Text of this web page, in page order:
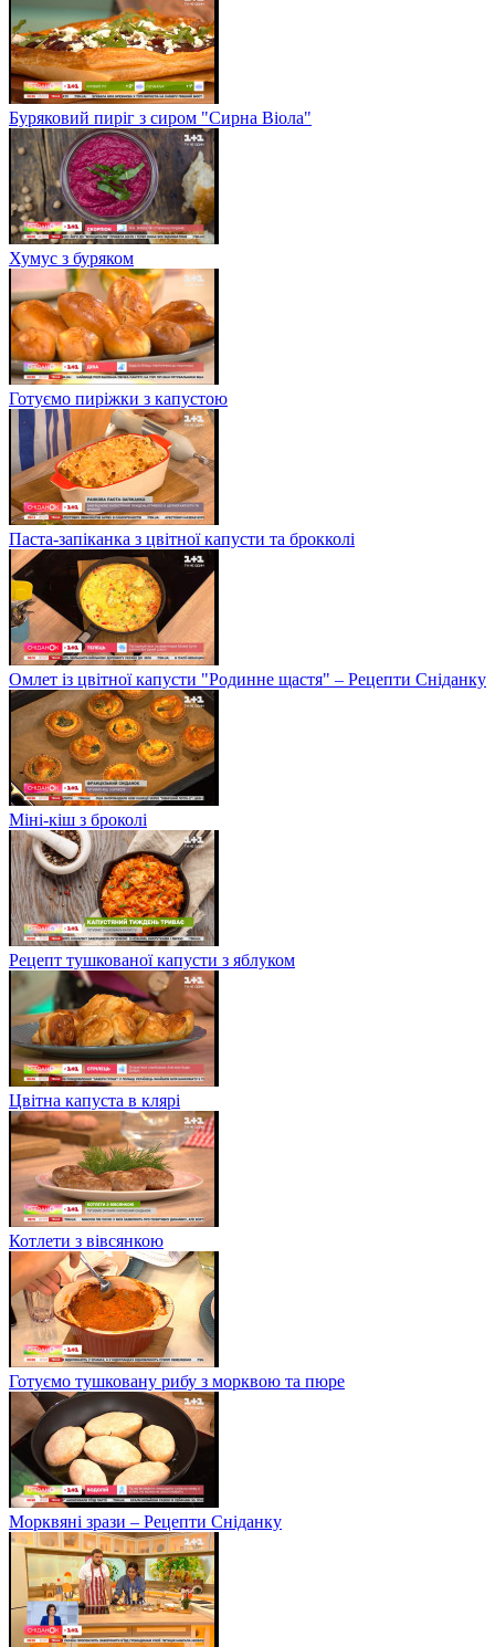
Буряковий пиріг з сиром "Сирна Віола"
Хумус з буряком
Готуємо пиріжки з капустою
Паста-запіканка з цвітної капусти та брокколі
Омлет із цвітної капусти "Родинне щастя" – Рецепти Сніданку
Міні-кіш з броколі
Рецепт тушкованої капусти з яблуком
Цвітна капуста в клярі
Котлети з вівсянкою
Готуємо тушковану рибу з морквою та пюре
Морквяні зрази – Рецепти Сніданку